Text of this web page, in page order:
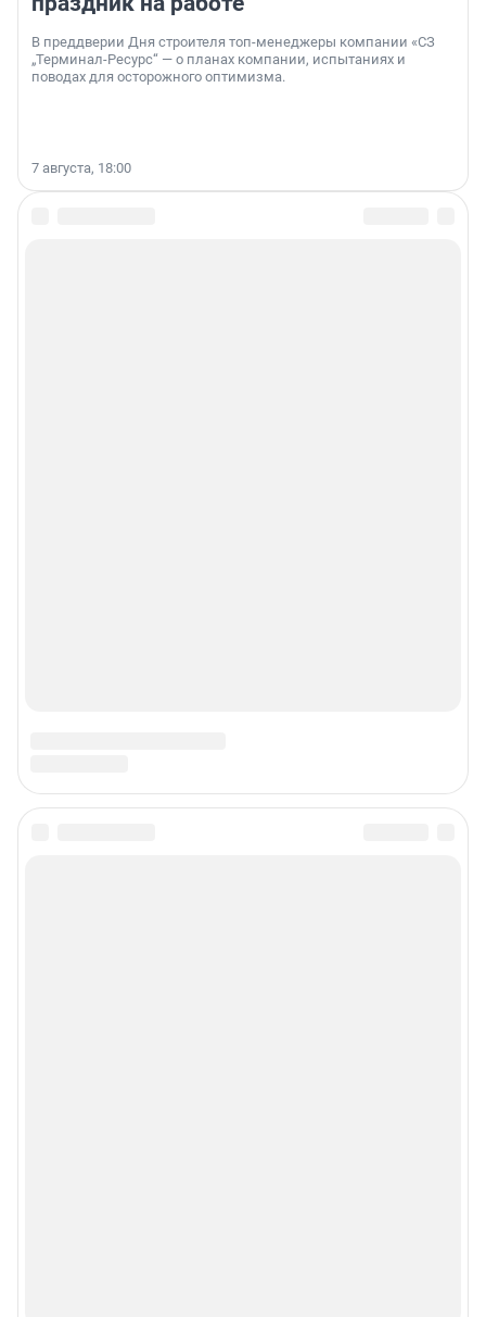
В преддверии Дня строителя топ-менеджеры компании «СЗ
„Терминал-Ресурс“ — о планах компании, испытаниях и
поводах для осторожного оптимизма.
7 августа, 18:00